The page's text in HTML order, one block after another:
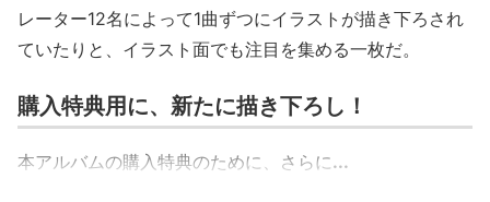
レーター12名によって1曲ずつにイラストが描き下ろされ
ていたりと、イラスト面でも注目を集める一枚だ。
購入特典用に、新たに描き下ろし！
本アルバムの購入特典のために、さらに...